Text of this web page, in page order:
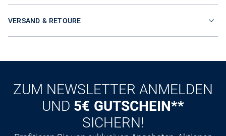
VERSAND & RETOURE
ZUM NEWSLETTER ANMELDEN
UND 5€ GUTSCHEIN**
SICHERN!